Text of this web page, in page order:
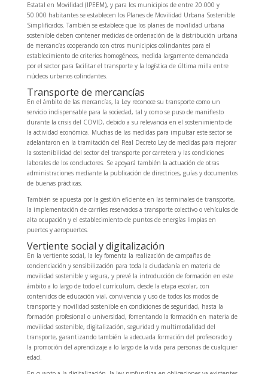
Estatal en Movilidad (IPEEM), y para los municipios de entre 20.000 y
50.000 habitantes se establecen los Planes de Movilidad Urbana Sostenible
Simplificados. También se establece que los planes de movilidad urbana
sostenible deben contener medidas de ordenación de la distribución urbana
de mercancías cooperando con otros municipios colindantes para el
establecimiento de criterios homogéneos, medida largamente demandada
por el sector para facilitar el transporte y la logística de última milla entre
núcleos urbanos colindantes.
Transporte de mercancías
En el ámbito de las mercancías, la Ley reconoce su transporte como un
servicio indispensable para la sociedad, tal y como se puso de manifiesto
durante la crisis del COVID, debido a su relevancia en el sostenimiento de
la actividad económica. Muchas de las medidas para impulsar este sector se
adelantaron en la tramitación del Real Decreto Ley de medidas para mejorar
la sostenibilidad del sector del transporte por carretera y las condiciones
laborales de los conductores. Se apoyará también la actuación de otras
administraciones mediante la publicación de directrices, guías y documentos
de buenas prácticas.
También se apuesta por la gestión eficiente en las terminales de transporte,
la implementación de carriles reservados a transporte colectivo o vehículos de
alta ocupación y el establecimiento de puntos de energías limpias en
puertos y aeropuertos.
Vertiente social y digitalización
En la vertiente social, la ley fomenta la realización de campañas de
concienciación y sensibilización para toda la ciudadanía en materia de
movilidad sostenible y segura, y prevé la introducción de formación en este
ámbito a lo largo de todo el currículum, desde la etapa escolar, con
contenidos de educación vial, convivencia y uso de todos los modos de
transporte y movilidad sostenible en condiciones de seguridad, hasta la
formación profesional o universidad, fomentando la formación en materia de
movilidad sostenible, digitalización, seguridad y multimodalidad del
transporte, garantizando también la adecuada formación del profesorado y
la promoción del aprendizaje a lo largo de la vida para personas de cualquier
edad.